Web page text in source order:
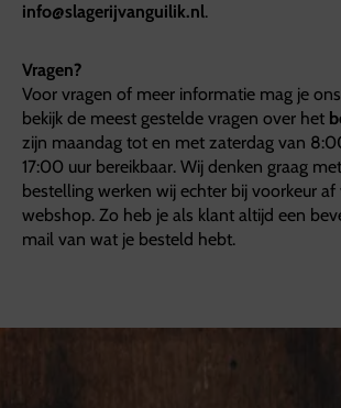
info@slagerijvanguilik.nl.
Vragen?
Voor vragen of meer informatie mag je
bekijk de meest gestelde vragen over het
zijn maandag tot en met zaterdag van
17:00 uur bereikbaar. Wij denken graag
bestelling werken wij echter bij voorkeur
webshop. Zo heb je als klant altijd een
mail van wat je besteld hebt.